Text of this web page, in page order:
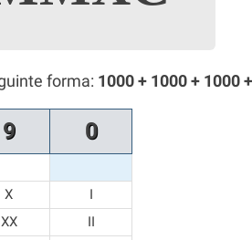
forma: 1000 + 1000 + 1000
9 0
X
I
XX
II